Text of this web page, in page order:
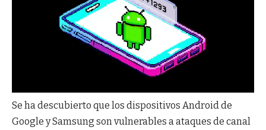
Se ha descubierto que los dispositivos Android de
Google y Samsung son vulnerables a ataques de canal